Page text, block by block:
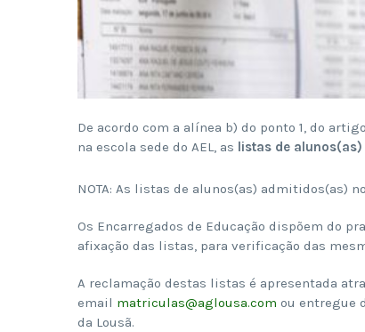
De acordo com a alínea b) do ponto 1, do
na escola sede do AEL, as listas de
NOTA: As listas de alunos(as) admitidos(as)
Os Encarregados de Educação dispõem do
afixação das listas, para verificação das
A reclamação destas listas é apresentada
email matriculas@aglousa.com ou entregue
da Lousã.